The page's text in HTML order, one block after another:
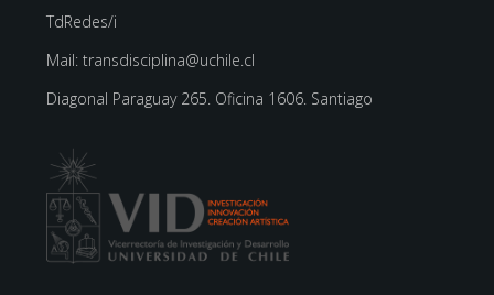
TdRedes/i
Mail: transdisciplina@uchile.cl
Diagonal Paraguay 265. Oficina 1606. Santiago